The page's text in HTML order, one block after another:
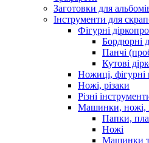
Заготовки для
Інструменти для
Фігурні
Бордюрні
Панчі
Кутові
Ножиці, фігурні
Ножі, різаки
Різні
Машинки, ножі,
Папки,
Ножі
Машинки